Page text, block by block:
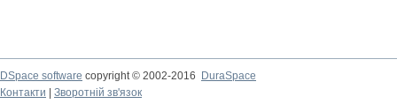
DSpace software copyright © 2002-2016
DuraSpace
Контакти
Зворотній зв'язок